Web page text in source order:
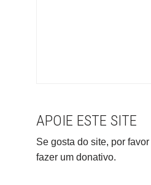
APOIE ESTE SITE
Se gosta do site, por
fazer um donativo.